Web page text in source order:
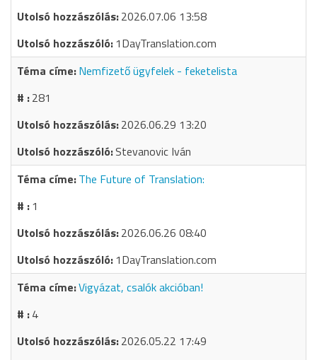
2026.07.06 13:58
1DayTranslation.com
Nemfizető ügyfelek - feketelista
281
2026.06.29 13:20
Stevanovic Iván
The Future of Translation:
1
2026.06.26 08:40
1DayTranslation.com
Vigyázat, csalók akcióban!
4
2026.05.22 17:49